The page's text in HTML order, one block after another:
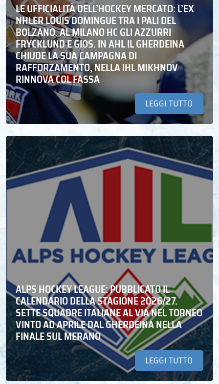
LE UFFICIALITÀ DELL’HOCKEY MERCATO: L’EX
NHLER LOUIS DOMINGUE TRA I PALI DEL
BOLZANO. AL MILANO HC GLI AZZURRI
FRYCKLUND E GIOS. IN AHL IL GHERDEINA
CHIUDE LA SUA CAMPAGNA DI
RAFFORZAMENTO, NELLA IHL MIKHNOV
RINNOVA COL FASSA
LEGGI TUTTO
ALPS HOCKEY LEAGUE: PUBBLICATO IL
CALENDARIO DELLA STAGIONE 2026/27.
SETTE SQUADRE ITALIANE AL VIA NEL TORNEO
VINTO AD APRILE DAL GHERDEINA NELLA
FINALE SUL MERANO
LEGGI TUTTO